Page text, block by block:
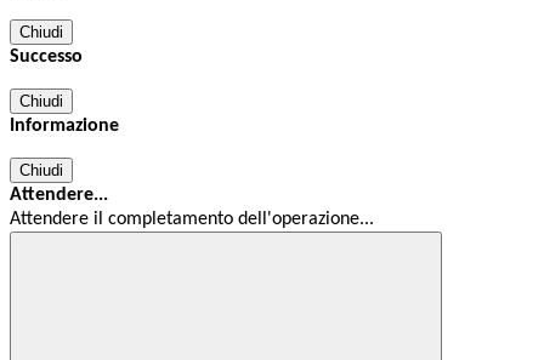
Chiudi
Successo
Chiudi
Informazione
Chiudi
Attendere...
Attendere il completamento dell'operazione...